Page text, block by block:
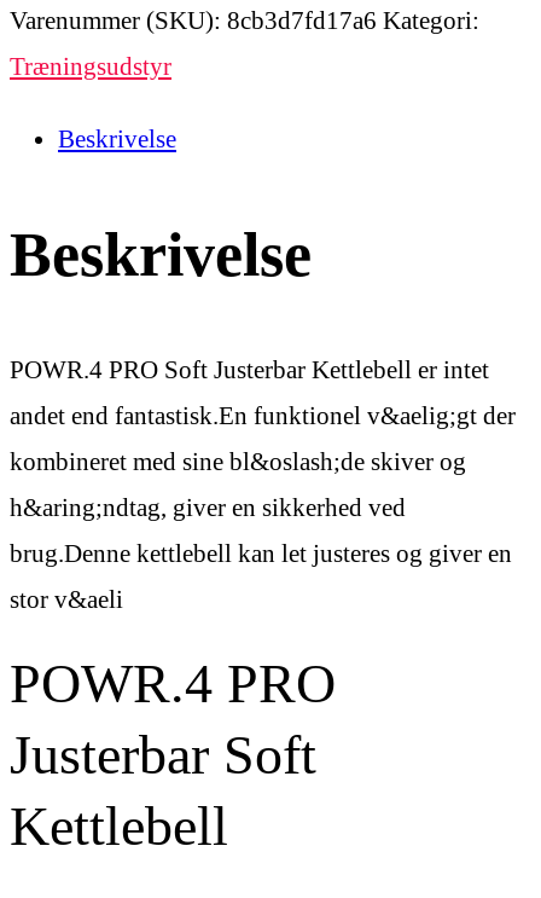
Varenummer (SKU): 8cb3d7fd17a6 Kategori:
Træningsudstyr
Beskrivelse
Beskrivelse
POWR.4 PRO Soft Justerbar Kettlebell er intet
andet end fantastisk.En funktionel v&aelig;gt der
kombineret med sine bl&oslash;de skiver og
h&aring;ndtag, giver en sikkerhed ved
brug.Denne kettlebell kan let justeres og giver en
stor v&aeli
POWR.4 PRO
Justerbar Soft
Kettlebell